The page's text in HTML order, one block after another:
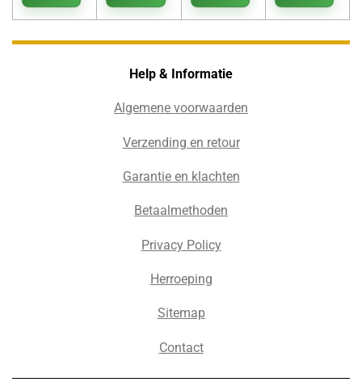
Help & Informatie
Algemene voorwaarden
Verzending en retour
Garantie en klachten
Betaalmethoden
Privacy Policy
Herroeping
Sitemap
Contact